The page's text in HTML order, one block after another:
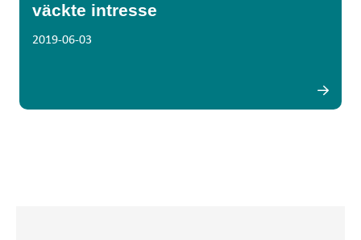
väckte intresse
2019-06-03